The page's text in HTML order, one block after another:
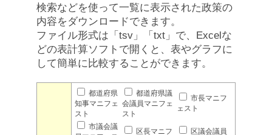
検索などを使って一覧に表示された政策の
内容をダウンロードできます。
ファイル形式は「tsv」「txt」で、Excelな
どの表計算ソフトで開くと、表やグラフに
して簡単に比較することができます。
都道府県
知事マニフェ
スト
都道府県議
会議員マニフェ
スト
市長マニフ
ェスト
市議会議
区長マニフ
区議会議員